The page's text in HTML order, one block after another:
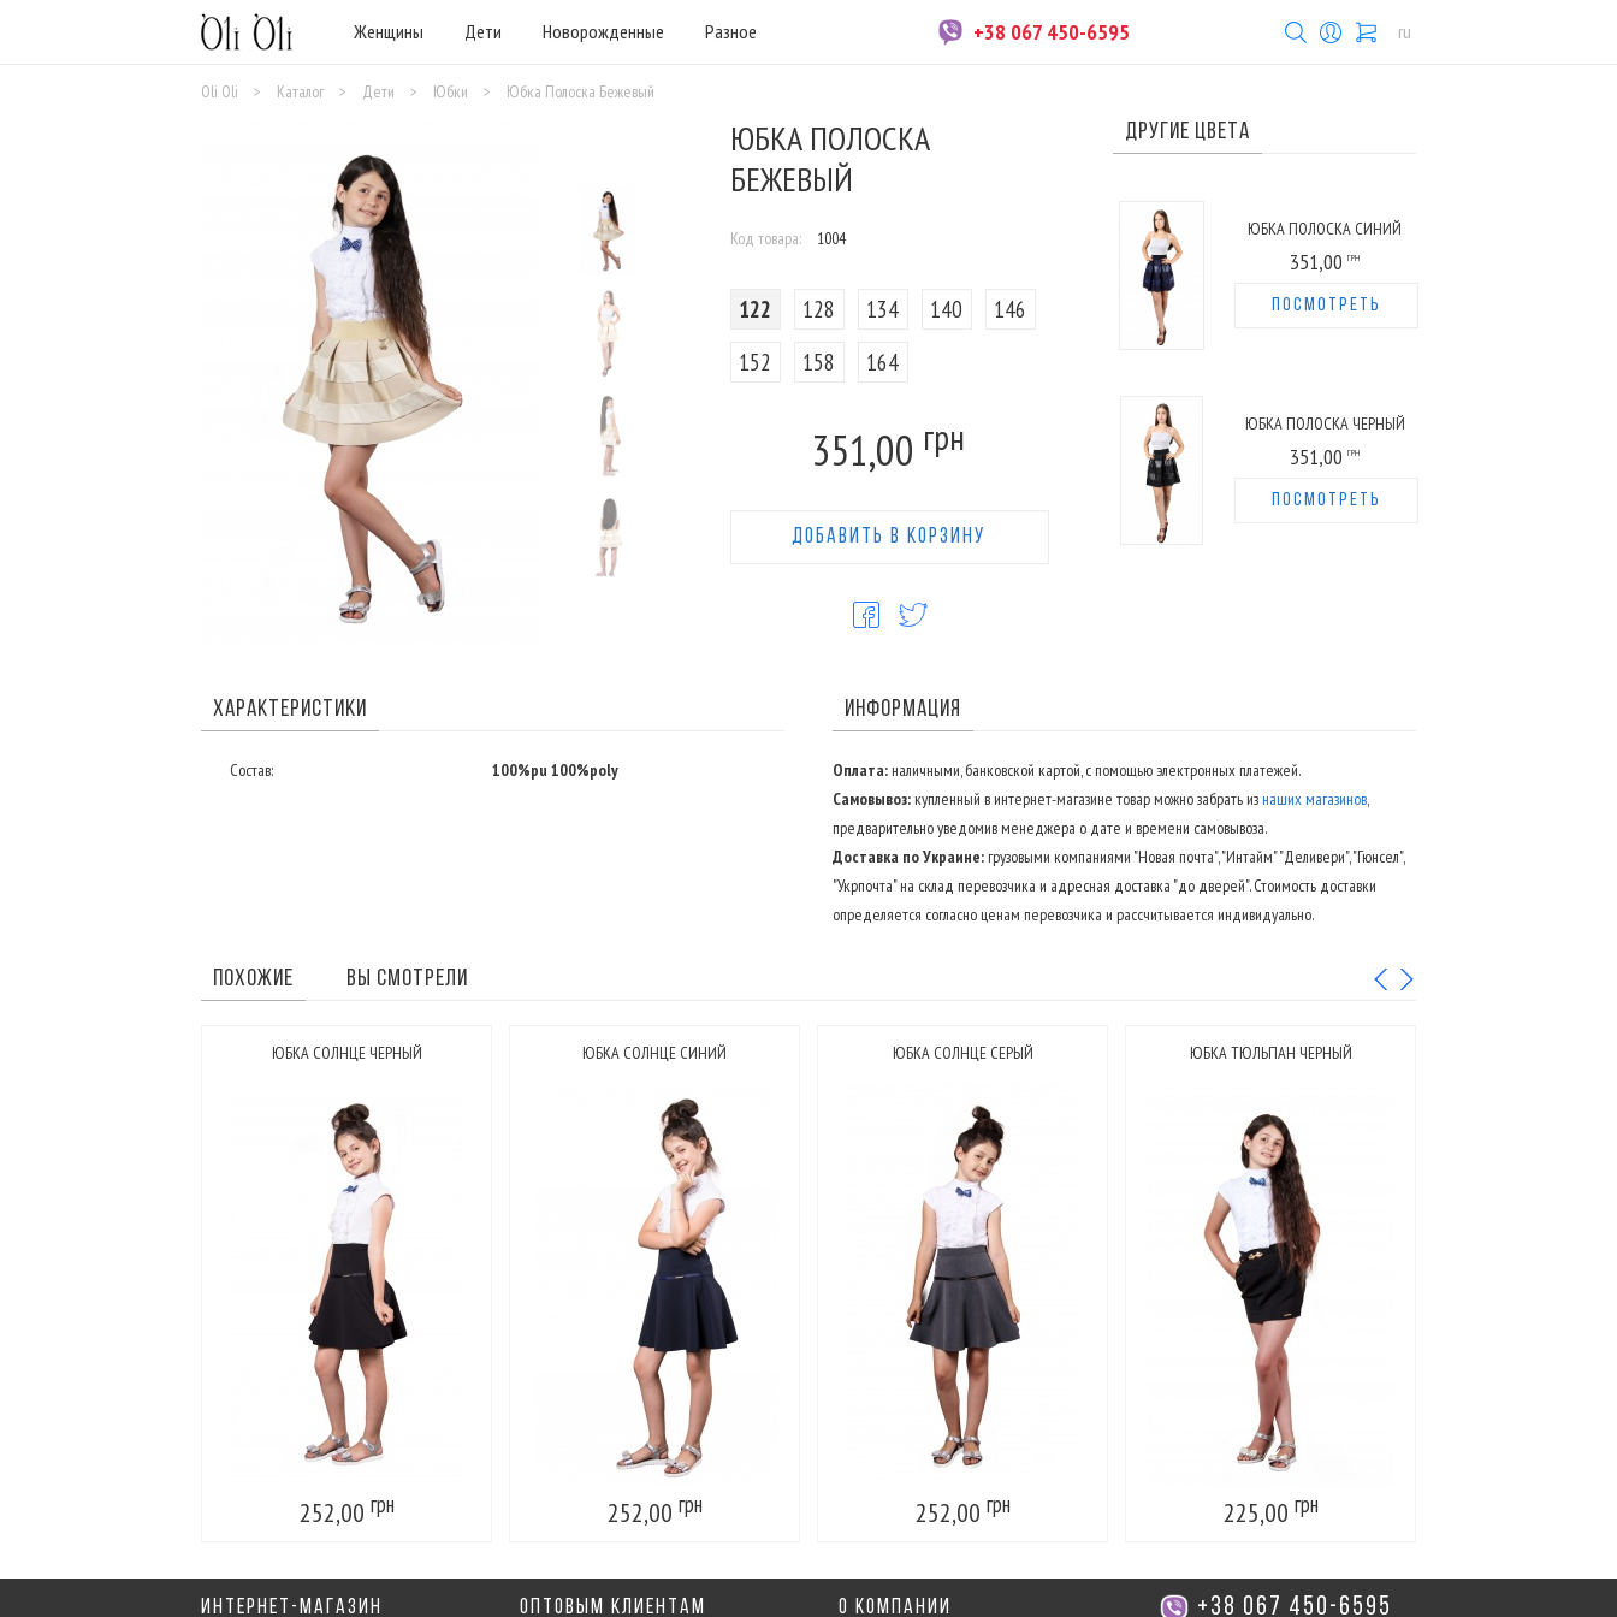
Женщины Дети Новорожденные Разное ru
+38 067 450-6595
Oli Oli > Каталог > Дети > Юбки > Юбка Полоска Бежевый
ЮБКА ПОЛОСКА
БЕЖЕВЫЙ
Код товара: 1004
122 128 134 140
146
152
158 164
351,00 грн
ДОБАВИТЬ В КОРЗИНУ
ДРУГИЕ ЦВЕТА
ЮБКА ПОЛОСКА СИНИЙ
351,00ГРН
ПОСМОТРЕТЬ
ЮБКА ПОЛОСКА ЧЕРНЫЙ
351,00ГРН
ПОСМОТРЕТЬ
ХАРАКТЕРИСТИКИ
Состав: 100%pu 100%poly
ИНФОРМАЦИЯ
Оплата: наличными, банковской картой, с помощью электронных платежей.
Самовывоз: купленный в интернет-магазине товар можно забрать изнаших магазинов,
предварительно уведомив менеджера о дате и времени самовывоза.
Доставка по Украине: грузовыми компаниями "Новая почта", "Интайм" "Деливери", "Гюнсел",
"Укрпочта" на склад перевозчика и адресная доставка "до дверей". Стоимость доставки
определяется согласно ценам перевозчика и рассчитывается индивидуально.
ПОХОЖИЕ ВЫ СМОТРЕЛИ
ЮБКА СОЛНЦЕ ЧЕРНЫЙ
252,00 грн
ЮБКА СОЛНЦЕ СИНИЙ
252,00 грн
ЮБКА СОЛНЦЕ СЕРЫЙ
252,00 грн
ЮБКА ТЮЛЬПАН ЧЕРНЫЙ
225,00 грн
ИНТЕРНЕТ-МАГАЗИН ОПТОВЫМ КЛИЕНТАМ О КОМПАНИИ +38 067 450-6595